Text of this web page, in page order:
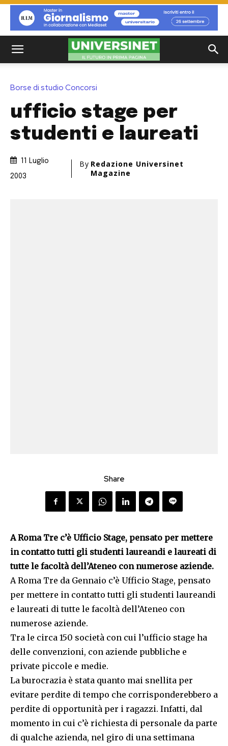
Borse di studio Concorsi
ufficio stage per
studenti e laureati
11 Luglio
2003
By Redazione Universinet
Magazine
Share
A Roma Tre c’è Ufficio Stage, pensato per mettere
in contatto tutti gli studenti laureandi e laureati di
tutte le facoltà dell’Ateneo con numerose aziende.
A Roma Tre da Gennaio c’è Ufficio Stage, pensato
per mettere in contatto tutti gli studenti laureandi
e laureati di tutte le facoltà dell’Ateneo con
numerose aziende.
Tra le circa 150 società con cui l’ufficio stage ha
delle convenzioni, con aziende pubbliche e
private piccole e medie.
La burocrazia è stata quanto mai snellita per
evitare perdite di tempo che corrisponderebbero a
perdite di opportunità per i ragazzi. Infatti, dal
momento in cui c’è richiesta di personale da parte
di qualche azienda, nel giro di una settimana